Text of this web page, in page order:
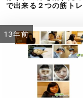
で出来る２つの筋ト
13年前